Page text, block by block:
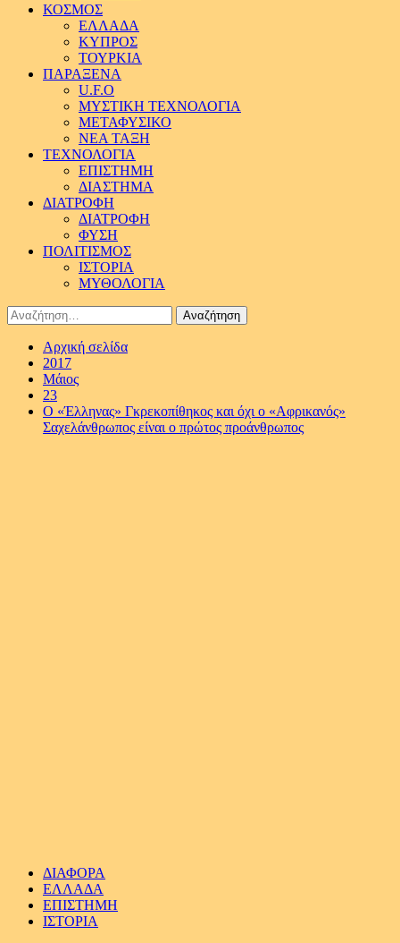
ΚΟΣΜΟΣ
ΕΛΛΑΔΑ
ΚΥΠΡΟΣ
ΤΟΥΡΚΙΑ
ΠΑΡΑΞΕΝΑ
U.F.O
ΜΥΣΤΙΚΗ ΤΕΧΝΟΛΟΓΙΑ
ΜΕΤΑΦΥΣΙΚΟ
ΝΕΑ ΤΑΞΗ
ΤΕΧΝΟΛΟΓΙΑ
ΕΠΙΣΤΗΜΗ
ΔΙΑΣΤΗΜΑ
ΔΙΑΤΡΟΦΗ
ΔΙΑΤΡΟΦΗ
ΦΥΣΗ
ΠΟΛΙΤΙΣΜΟΣ
ΙΣΤΟΡΙΑ
ΜΥΘΟΛΟΓΙΑ
Αναζήτηση
για:
Αρχική σελίδα
2017
Μάιος
23
Ο «Έλληνας» Γκρεκοπίθηκος και όχι ο «Αφρικανός»
Σαχελάνθρωπος είναι ο πρώτος προάνθρωπος
ΔΙΑΦΟΡΑ
ΕΛΛΑΔΑ
ΕΠΙΣΤΗΜΗ
ΙΣΤΟΡΙΑ